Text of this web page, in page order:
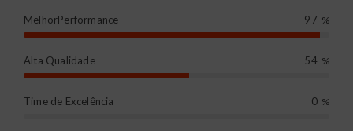
MelhorPerformance 97 %
Alta Qualidade 54 %
Time de Excelência 0 %